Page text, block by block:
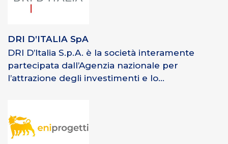
DRI D’ITALIA SpA
DRI D’Italia S.p.A. è la società interamente
partecipata dall’Agenzia nazionale per
l’attrazione degli investimenti e lo...